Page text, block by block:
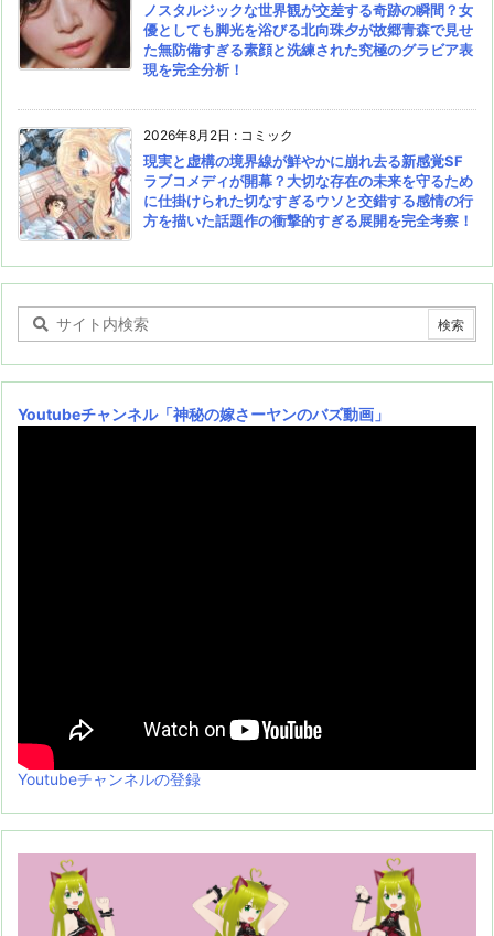
ノスタルジックな世界観が交差する奇跡の瞬間？女
優としても脚光を浴びる北向珠夕が故郷青森で見せ
た無防備すぎる素顔と洗練された究極のグラビア表
現を完全分析！
2026年8月2日 : コミック
現実と虚構の境界線が鮮やかに崩れ去る新感覚SF
ラブコメディが開幕？大切な存在の未来を守るため
に仕掛けられた切なすぎるウソと交錯する感情の行
方を描いた話題作の衝撃的すぎる展開を完全考察！
Youtubeチャンネル「神秘の嫁さーヤンのバズ動画」
Youtubeチャンネルの登録